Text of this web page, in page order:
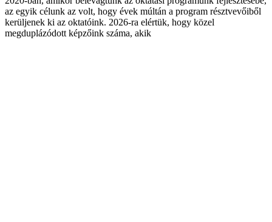
az egyik célunk az volt, hogy évek múltán a program résztvevőiből
kerüljenek ki az oktatóink. 2026-ra elértük, hogy közel
megduplázódott képzőink száma, akik